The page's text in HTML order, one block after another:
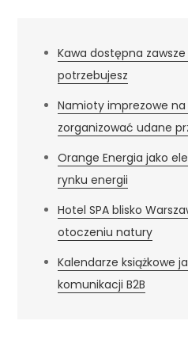
Kawa dostępna
potrzebujesz
Namioty imprezowe na
zorganizować udane
Orange Energia jako
rynku energii
Hotel SPA blisko
otoczeniu natury
Kalendarze książkowe
komunikacji B2B